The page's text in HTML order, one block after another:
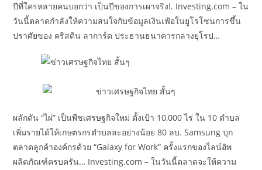
ปีที่ใครหลายคนบอกว่า เป็นปีของการเผาจริง!. Investing.com – ใน
วันนี้ตลาดกำลังให้ความสนใจกับข้อมูลเงินเฟ้อในยูโรโซนการขึ้น
ปราศัยของ คริสติน ลาการ์ด ประธานธนาคารกลางยุโรป…
ผลักดัน “ไผ่” เป็นพืชเศรษฐกิจใหม่ ตั้งเป้า 10,000 ไร่ ใน 10 ตำบล
เพิ่มรายได้ให้เกษตรกรตำบลละอย่างน้อย 80 ลบ. Samsung บุก
ตลาดลูกค้าองค์กรด้วย “Galaxy for Work” ครั้งแรกของไลน์อัพ
ผลิตภัณฑ์ครบครัน… Investing.com – ในวันนี้ตลาดจะให้ความ